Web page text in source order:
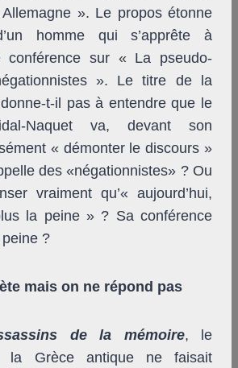
». Le propos étonne
homme qui s’apprête à
conférence sur « La pseudo-
». Le titre de la
t-il pas à entendre que le
Naquet va, devant son
« démonter le discours »
des «négationnistes» ? Ou
vraiment qu’« aujourd’hui,
la peine » ? Sa conférence
?
mais on ne répond pas
de la mémoire, le
la Grèce antique ne faisait